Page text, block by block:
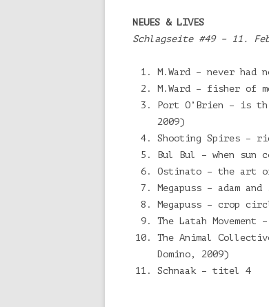
NEUES & LIVES
Schlagseite #49 – 11.
M.Ward – never had
M.Ward – fisher of
Port O’Brien – is
2009)
Shooting Spires –
Bul Bul – when sun
Ostinato – the art
Megapuss – adam
Megapuss – crop
The Latah
The Animal
Domino, 2009)
Schnaak – titel 4